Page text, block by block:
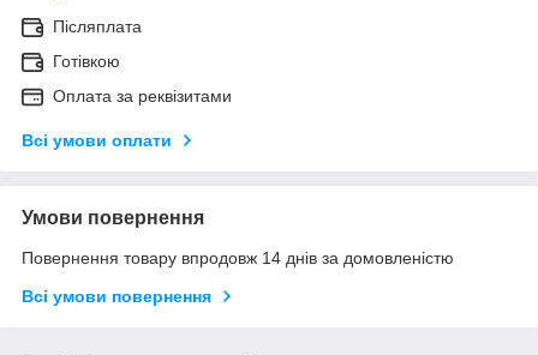
Післяплата
Готівкою
Оплата за реквізитами
Всі умови оплати
Умови повернення
Повернення товару впродовж 14 днів за домовленістю
Всі умови повернення